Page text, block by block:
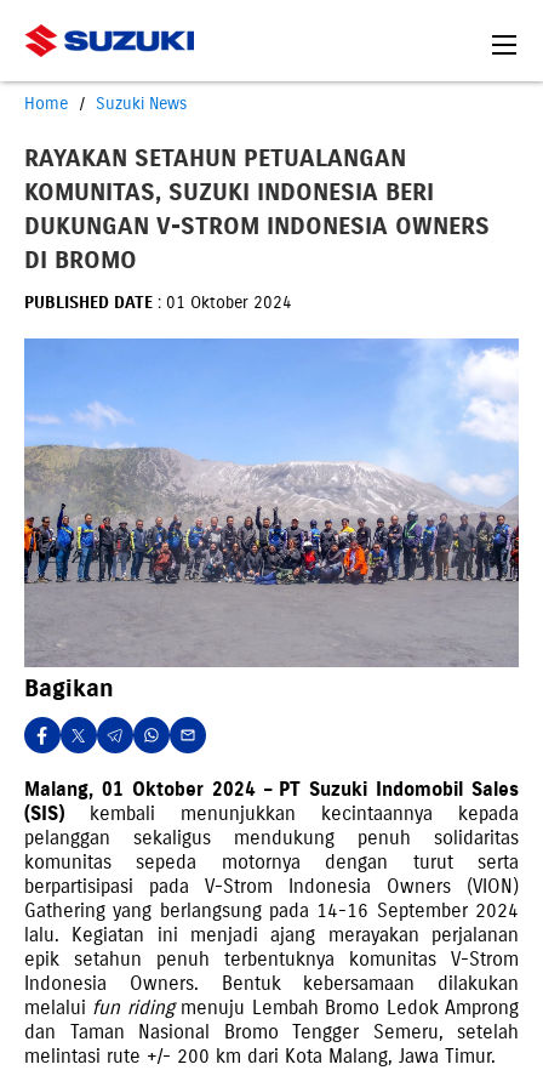
Home Suzuki News
RAYAKAN SETAHUN PETUALANGAN
KOMUNITAS, SUZUKI INDONESIA BERI
DUKUNGAN V-STROM INDONESIA OWNERS
DI BROMO
PUBLISHED DATE : 01 Oktober 2024
Bagikan
Malang, 01 Oktober 2024 – PT Suzuki Indomobil Sales
(SIS) kembali menunjukkan kecintaannya kepada
pelanggan sekaligus mendukung penuh solidaritas
komunitas sepeda motornya dengan turut serta
berpartisipasi pada V-Strom Indonesia Owners (VION)
Gathering yang berlangsung pada 14-16 September 2024
lalu. Kegiatan ini menjadi ajang merayakan perjalanan
epik setahun penuh terbentuknya komunitas V-Strom
Indonesia Owners. Bentuk kebersamaan dilakukan
melalui fun ridingmenuju Lembah Bromo Ledok Amprong
dan Taman Nasional Bromo Tengger Semeru, setelah
melintasi rute +/- 200 km dari Kota Malang, Jawa Timur.